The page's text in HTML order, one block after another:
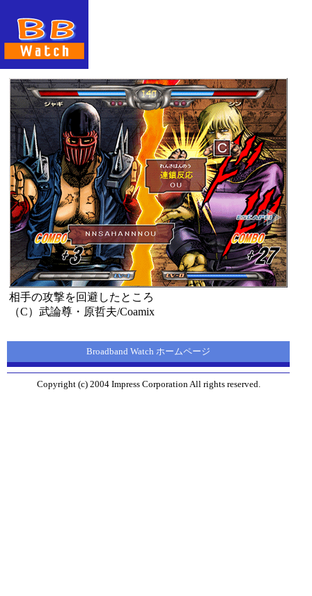
相手の攻撃を回避したところ
（C）武論尊・原哲夫/Coamix
Broadband Watch ホームページ
Copyright (c) 2004 Impress Corporation All rights reserved.